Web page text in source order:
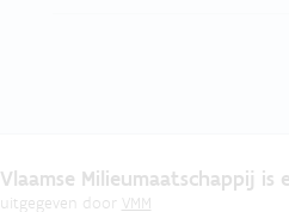
Vlaamse Milieumaatschappij is
uitgegeven door VMM